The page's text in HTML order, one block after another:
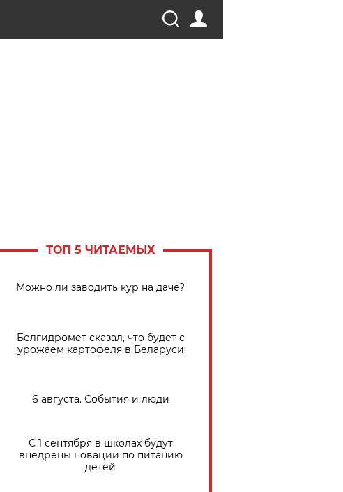
ТОП 5 ЧИТАЕМЫХ
Можно ли заводить кур на даче?
Белгидромет сказал, что будет с
урожаем картофеля в Беларуси
6 августа. События и люди
С 1 сентября в школах будут
внедрены новации по питанию
детей